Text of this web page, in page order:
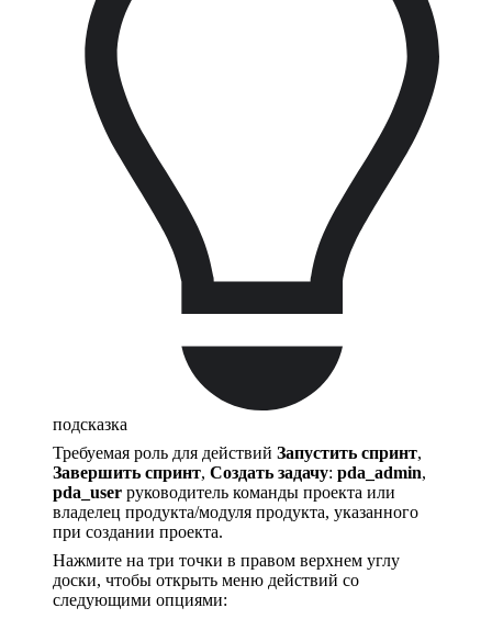
подсказка
Требуемая роль для действий Запустить спринт,
Завершить спринт, Создать задачу: pda_admin,
pda_user руководитель команды проекта или
владелец продукта/модуля продукта, указанного
при создании проекта.
Нажмите на три точки в правом верхнем углу
доски, чтобы открыть меню действий со
следующими опциями: